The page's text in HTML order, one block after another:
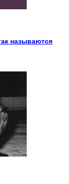
называются